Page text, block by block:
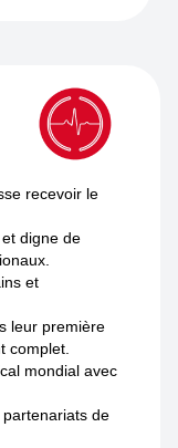
recevoir le
digne de
et
leur première
complet.
mondial avec
partenariats de